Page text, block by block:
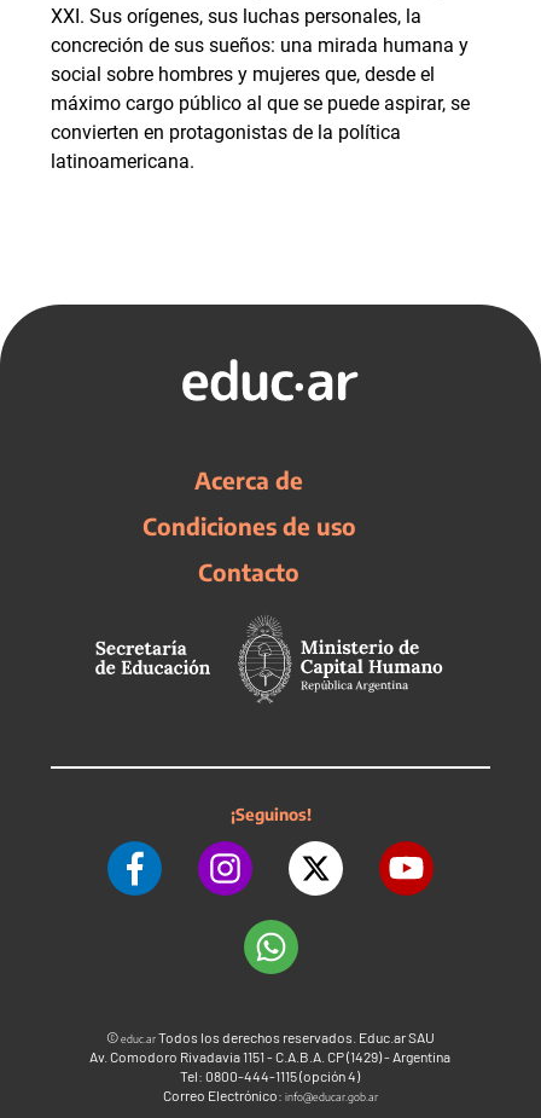
XXI. Sus orígenes, sus luchas personales, la
concreción de sus sueños: una mirada humana y
social sobre hombres y mujeres que, desde el
máximo cargo público al que se puede aspirar, se
convierten en protagonistas de la política
latinoamericana.
Acerca de
Condiciones de uso
Contacto
¡Seguinos!
©educ.arTodos los derechos reservados. Educ.ar SAU
Av. Comodoro Rivadavia 1151 - C.A.B.A. CP (1429) - Argentina
Tel: 0800-444-1115 (opción 4)
Correo Electrónico: info@educar.gob.ar